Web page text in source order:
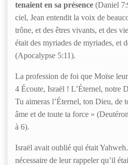
tenaient en sa présence (Daniel
ciel, Jean entendit la voix de
trône, et des êtres vivants, et des
était des myriades de myriades, et
(Apocalypse 5:11).
La profession de foi que Moïse
4 Écoute, Israël ! L’Éternel, notre
Tu aimeras l’Éternel, ton Dieu, de
âme et de toute ta force »
à 6).
Israël avait oublié qui était
nécessaire de leur rappeler qu’il